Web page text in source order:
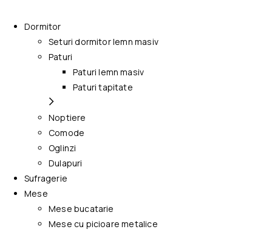
Dormitor
Seturi dormitor lemn masiv
Paturi
Paturi lemn masiv
Paturi tapitate
Noptiere
Comode
Oglinzi
Dulapuri
Sufragerie
Mese
Mese bucatarie
Mese cu picioare metalice